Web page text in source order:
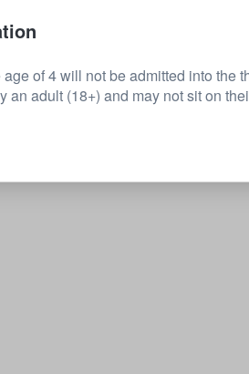
of 4 will not be admitted into the
an adult (18+) and may not sit on